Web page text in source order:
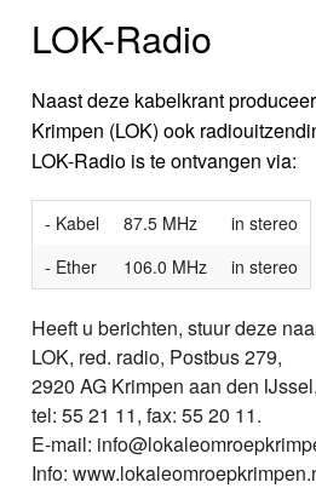
LOK-Radio
Naast deze kabelkrant
Krimpen (LOK) ook
LOK-Radio is te ontvangen via:
- Kabel 87.5 MHz
in stereo
- Ether
106.0 MHz in stereo
Heeft u berichten, stuur deze
LOK, red. radio, Postbus 279,
2920 AG Krimpen aan den IJssel,
tel: 55 21 11, fax: 55 20 11.
E-mail:
Info: